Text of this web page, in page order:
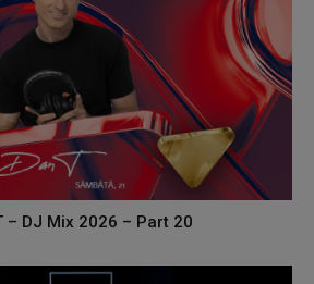
DJ Mix 2026 – Part 20